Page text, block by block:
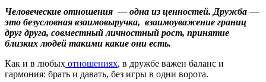
Человеческие отношения — одна из ценностей. Дружба —
это безусловная взаимовыручка, взаимоуважение границ
друг друга, совместный личностный рост, принятие
близких людей такими какие они есть.
Как и в любых отношениях, в дружбе важен баланс и
гармония: брать и давать, без игры в одни ворота.